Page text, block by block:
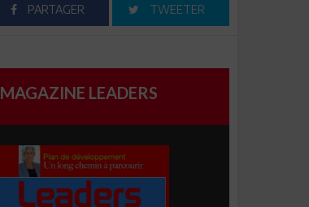
PARTAGER TWEETER
MAGAZINE LEADERS